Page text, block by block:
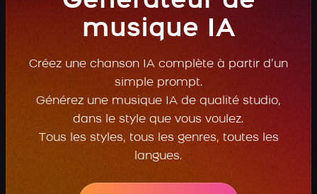
musique IA
Créez une chanson IA complète à partir d’un
simple prompt.
Générez une musique IA de qualité studio,
dans le style que vous voulez.
Tous les styles, tous les genres, toutes les
langues.